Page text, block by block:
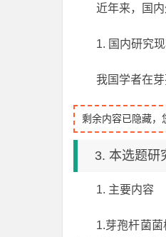
近年来，国
1. 国内研究
我国学者在
剩余内容已隐藏，
3. 本选题研
1. 主要内容
1.芽孢杆菌